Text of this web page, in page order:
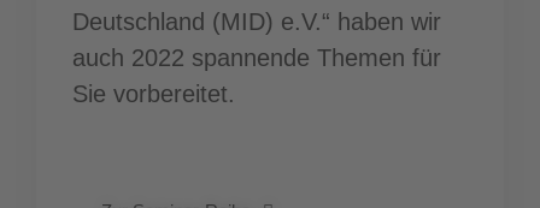
Deutschland (MID) e.V.“ haben wir
auch 2022 spannende Themen für
Sie vorbereitet.